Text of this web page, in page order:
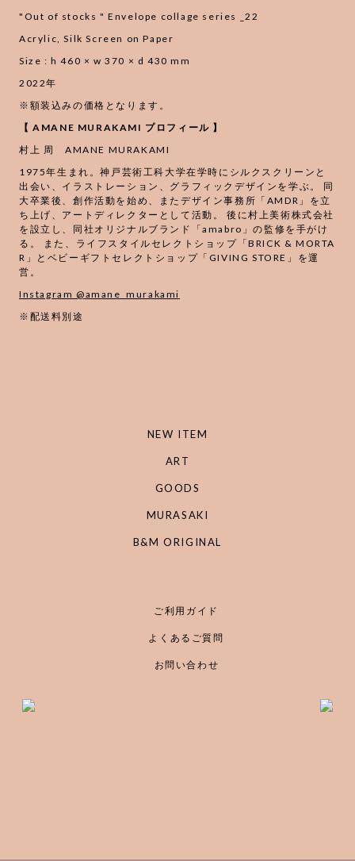
"Out of stocks " Envelope collage series _22
Acrylic, Silk Screen on Paper
Size : h 460 × w 370 × d 430 mm
2022年
※額装込みの価格となります。
【 AMANE MURAKAMI プロフィール 】
村上 周 AMANE MURAKAMI
1975年生まれ。神戸芸術工科大学在学時にシルクスクリーンと
出会い、イラストレーション、グラフィックデザインを学ぶ。 同
大卒業後、創作活動を始め、またデザイン事務所「AMDR」を立
ち上げ、アートディレクターとして活動。 後に村上美術株式会社
を設立し、同社オリジナルブランド「amabro」の監修を手がけ
る。 また、ライフスタイルセレクトショップ「BRICK & MORTA
R」とベビーギフトセレクトショップ「GIVING STORE」を運
営。
Instagram @amane_murakami
※配送料別途
NEW ITEM
ART
GOODS
MURASAKI
B&M ORIGINAL
ご利用ガイド
よくあるご質問
お問い合わせ